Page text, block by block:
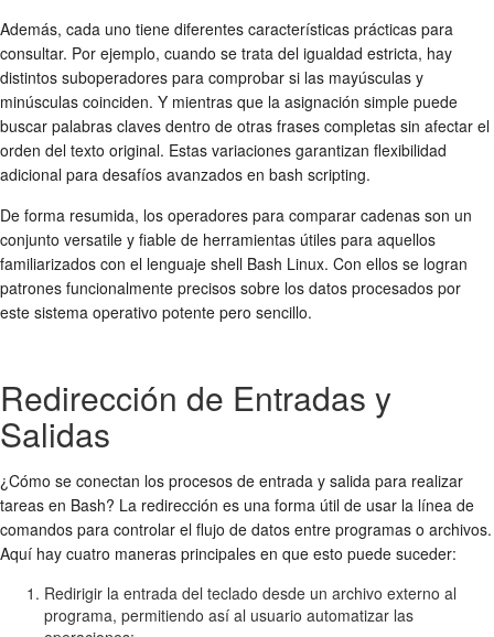
Además, cada uno tiene diferentes características prácticas para
consultar. Por ejemplo, cuando se trata del igualdad estricta, hay
distintos suboperadores para comprobar si las mayúsculas y
minúsculas coinciden. Y mientras que la asignación simple puede
buscar palabras claves dentro de otras frases completas sin afectar el
orden del texto original. Estas variaciones garantizan flexibilidad
adicional para desafíos avanzados en bash scripting.
De forma resumida, los operadores para comparar cadenas son un
conjunto versatile y fiable de herramientas útiles para aquellos
familiarizados con el lenguaje shell Bash Linux. Con ellos se logran
patrones funcionalmente precisos sobre los datos procesados por
este sistema operativo potente pero sencillo.
Redirección de Entradas y
Salidas
¿Cómo se conectan los procesos de entrada y salida para realizar
tareas en Bash? La redirección es una forma útil de usar la línea de
comandos para controlar el flujo de datos entre programas o archivos.
Aquí hay cuatro maneras principales en que esto puede suceder:
Redirigir la entrada del teclado desde un archivo externo al
programa, permitiendo así al usuario automatizar las